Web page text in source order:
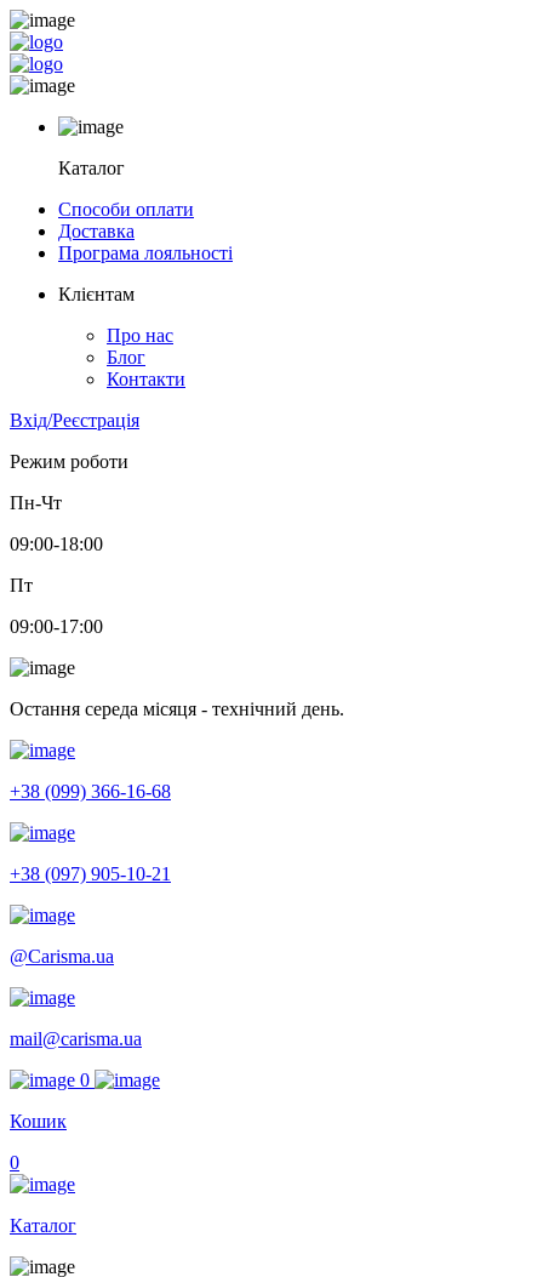
Каталог
Способи оплати
Доставка
Програма лояльності
Клієнтам
Про нас
Блог
Контакти
Вхід/Реєстрація
Режим роботи
Пн-Чт
09:00-18:00
Пт
09:00-17:00
Остання середа місяця - технічний день.
+38 (099) 366-16-68
+38 (097) 905-10-21
@Carisma.ua
mail@carisma.ua
0
Кошик
0
Каталог